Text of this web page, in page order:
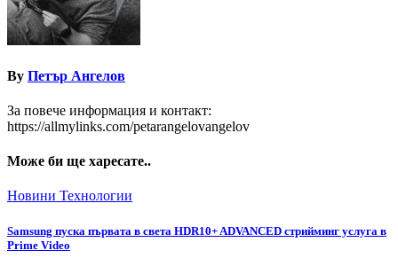
By Петър Ангелов
За повече информация и контакт:
https://allmylinks.com/petarangelovangelov
Може би ще харесате..
Новини Технологии
Samsung пуска първата в света HDR10+ ADVANCED стрийминг услуга в
Prime Video